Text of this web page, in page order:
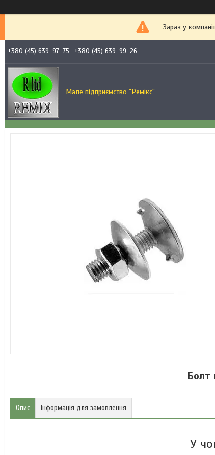
Зараз у
+380 (45) 639-97-75 +380 (45) 639-99-26
Мале підприємство "Ремікс"
Болт
Опис Інформація для замовлення
У